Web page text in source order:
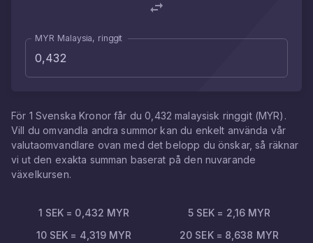
MYR Malaysia, ringgit
För 1 Svenska Kronor får du0,432 malaysisk ringgit(MYR).
Vill du omvandla andra summor kan du enkelt använda vår
valutaomvandlare ovan med det belopp du önskar, så räknar
vi ut den exakta summan baserat på den nuvarande
växelkursen.
1 SEK = 0,432 MYR 5 SEK = 2,16 MYR
10 SEK = 4,319 MYR 20 SEK= 8,638 MYR